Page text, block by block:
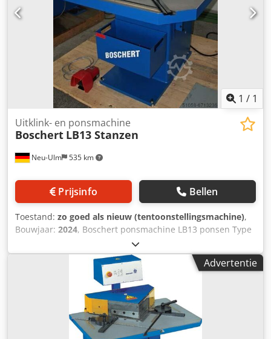
1 / 1
Neu-Ulm 535 km
Uitklink- en ponsmachine
Boschert LB13 Stanzen
Prijsinfo Bellen
Toestand: zo goed als nieuw (tentoonstellingsmachine),
Bouwjaar: 2024, Boschert ponsmachine LB13 ponsen Type
LB13 Ponsen/stam Snijcapaciteit 6 mm St40/ 4 mm V2A
Binnenaanslag voor het snijden van stroken. Station 2
Ponsen met Trumpf gereedschapsysteem Codpfjhp N Ryex
Aagjha Ponsdiameter max 76 mm keel 150 mm Ponskracht
ca. 15 ton met actief stripper systeem Voorinvoer machine
Advertentie